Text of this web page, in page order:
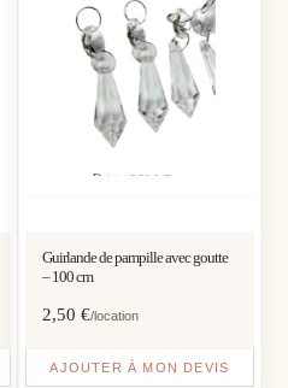
Guirlande de pampille avec goutte
– 100 cm
2,50 €/location
AJOUTER À MON DEVIS